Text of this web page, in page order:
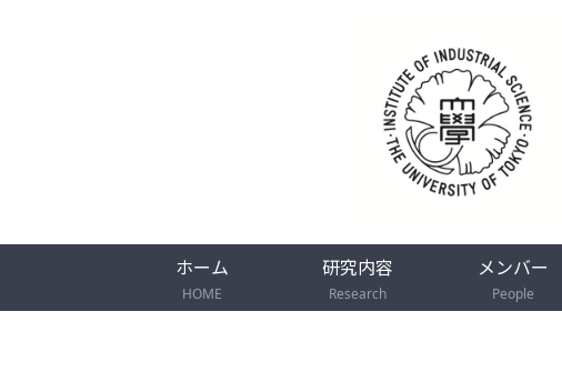
ホーム
HOME
研究内容
Research
メンバー
People